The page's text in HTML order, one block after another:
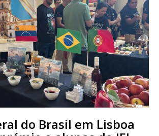
do Brasil em Lisboa